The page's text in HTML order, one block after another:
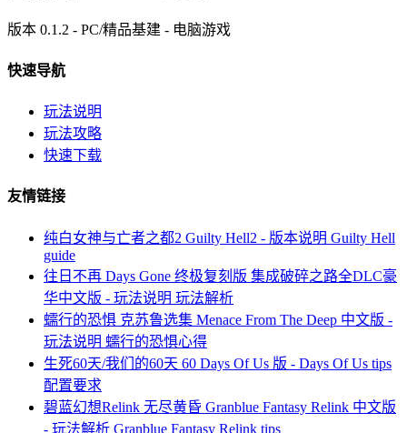
版本 0.1.2 - PC/精品基建 - 电脑游戏
快速导航
玩法说明
玩法攻略
快速下载
友情链接
纯白女神与亡者之都2 Guilty Hell2 - 版本说明 Guilty Hell
guide
往日不再 Days Gone 终极复刻版 集成破碎之路全DLC豪
华中文版 - 玩法说明 玩法解析
蠕行的恐惧 克苏鲁选集 Menace From The Deep 中文版 -
玩法说明 蠕行的恐惧心得
生死60天/我们的60天 60 Days Of Us 版 - Days Of Us tips
配置要求
碧蓝幻想Relink 无尽黄昏 Granblue Fantasy Relink 中文版
- 玩法解析 Granblue Fantasy Relink tips